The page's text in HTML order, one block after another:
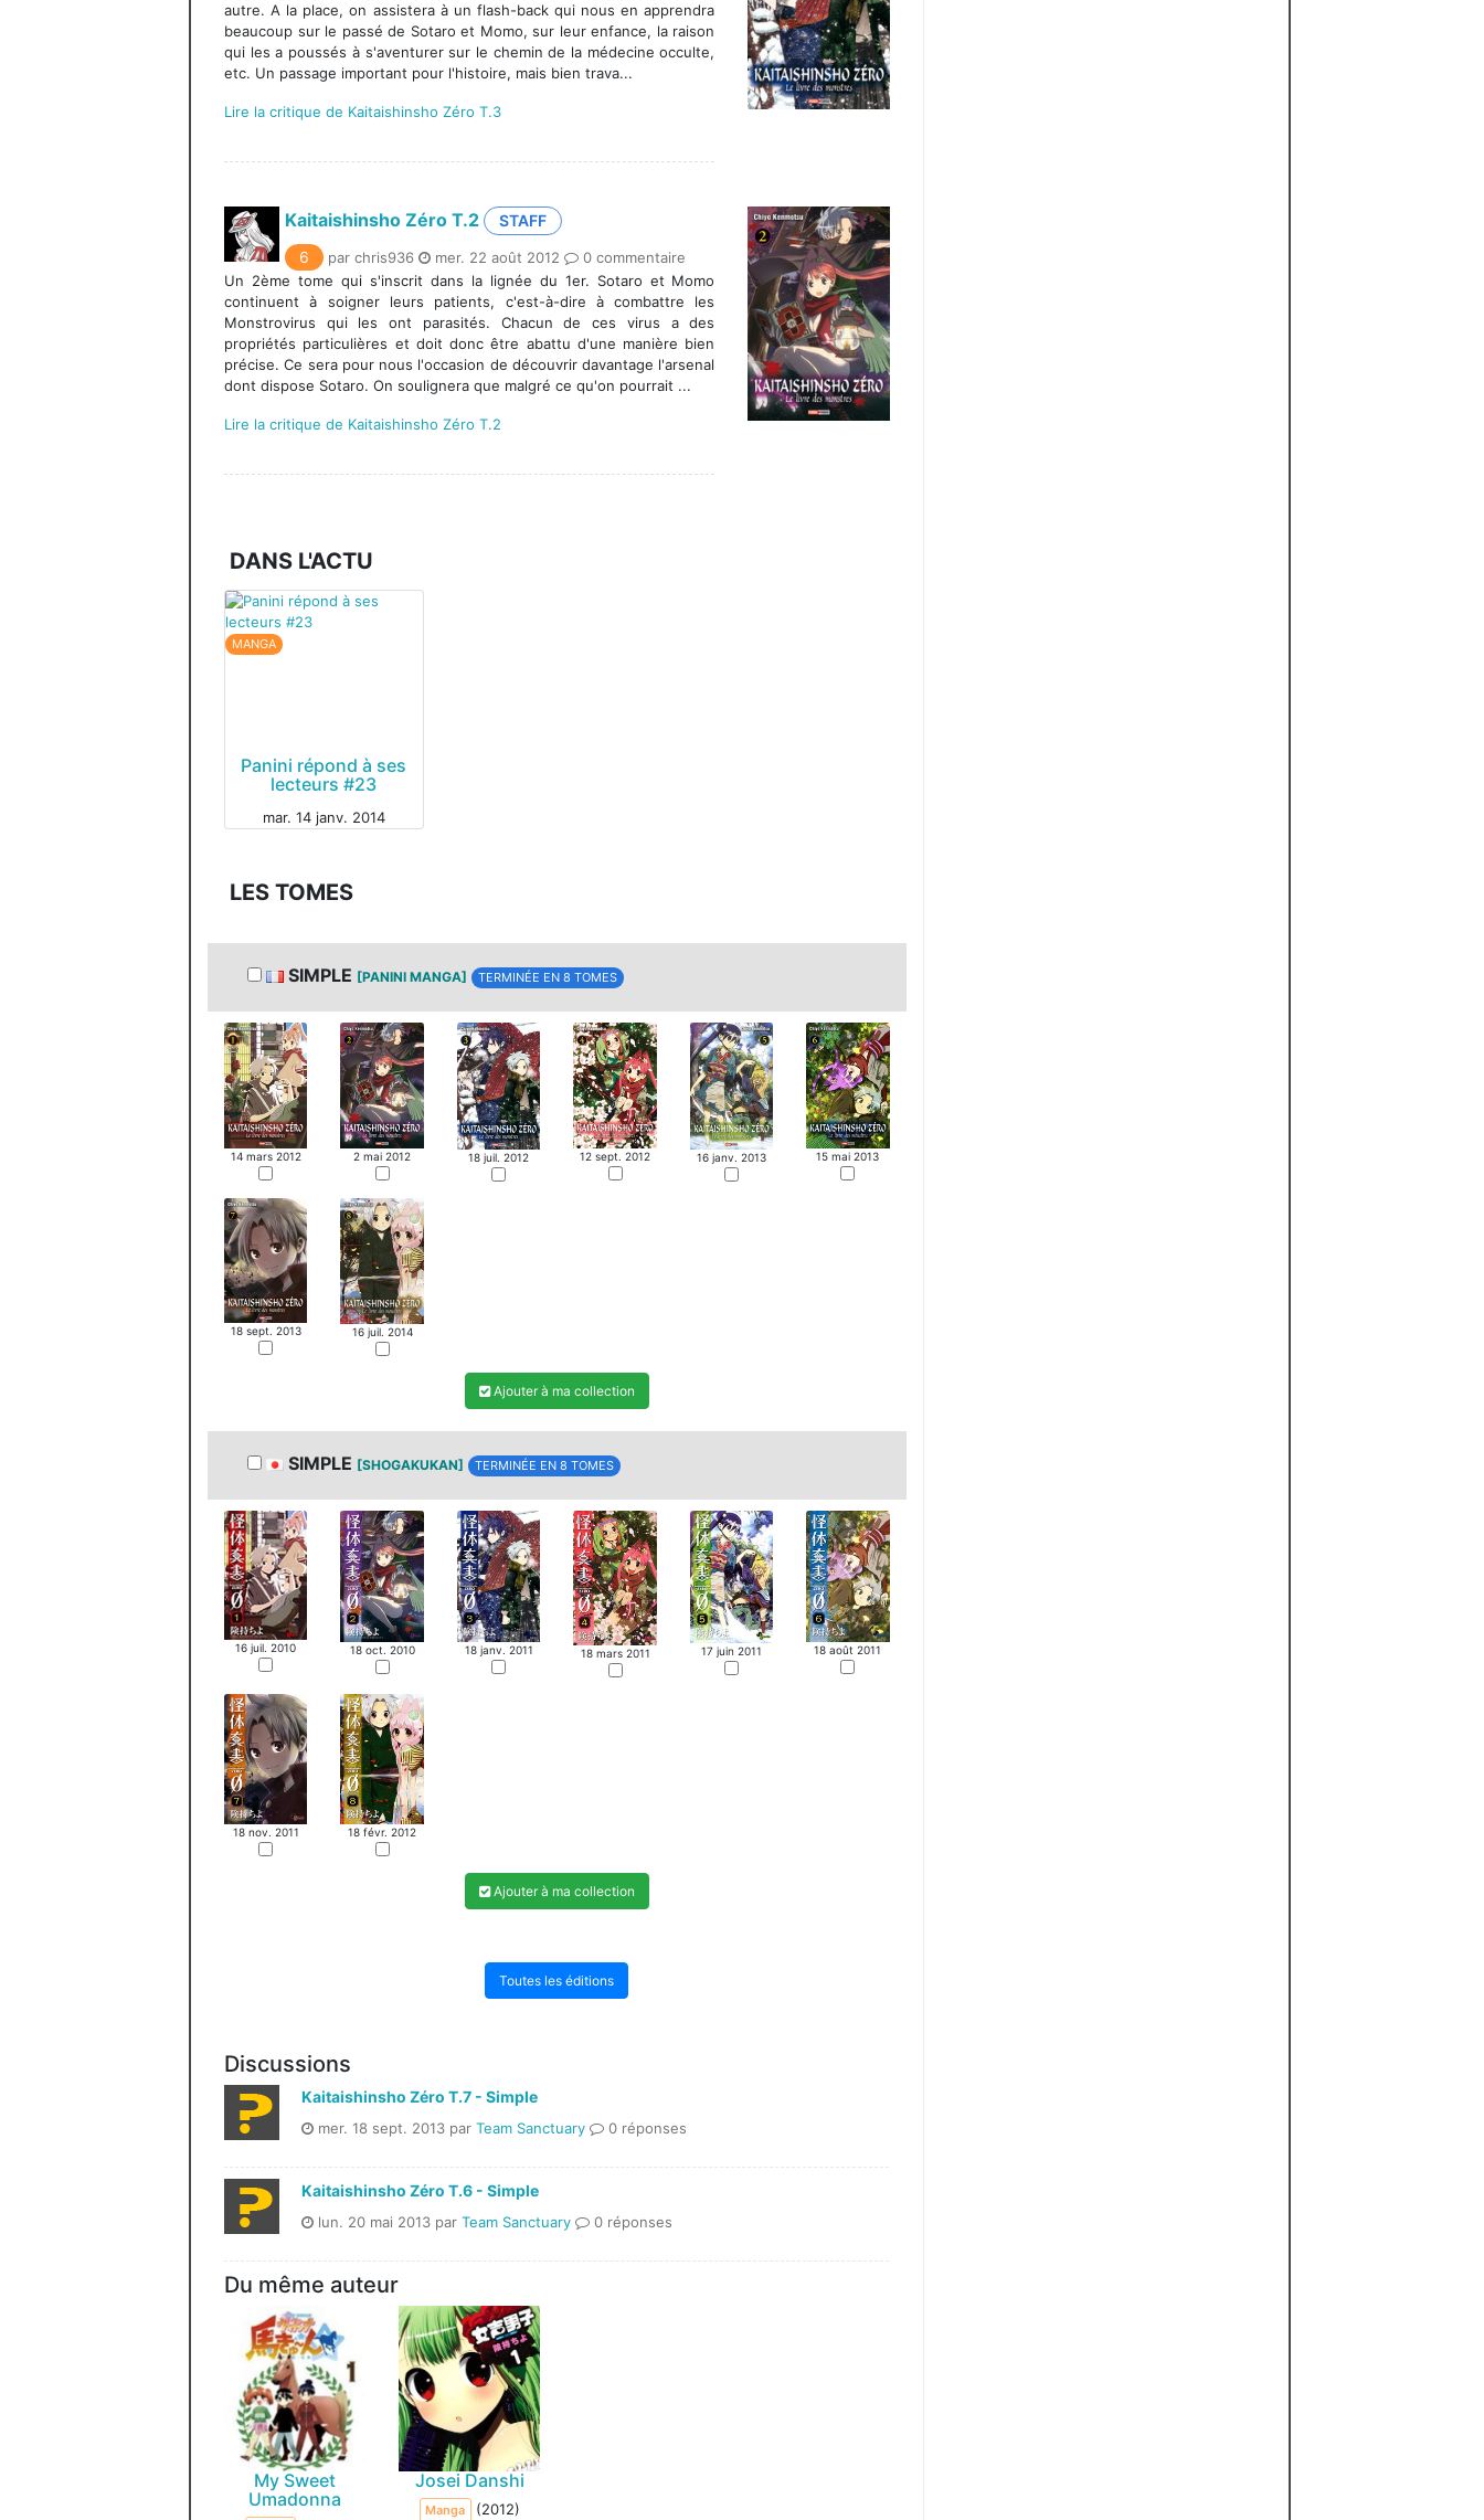
autre. A la place, on assistera à un flash-back qui nous en apprendra
beaucoup sur le passé de Sotaro et Momo, sur leur enfance, la raison
qui les a poussés à s'aventurer sur le chemin de la médecine occulte,
etc. Un passage important pour l'histoire, mais bien trava...
Lire la critique de Kaitaishinsho Zéro T.3
Kaitaishinsho Zéro T.2
STAFF
6
par chris936 mer. 22 août 2012
0 commentaire
Un 2ème tome qui s'inscrit dans la lignée du 1er. Sotaro et Momo
continuent à soigner leurs patients, c'est-à-dire à combattre les
Monstrovirus qui les ont parasités. Chacun de ces virus a des
propriétés particulières et doit donc être abattu d'une manière bien
précise. Ce sera pour nous l'occasion de découvrir davantage l'arsenal
dont dispose Sotaro. On soulignera que malgré ce qu'on pourrait ...
Lire la critique de Kaitaishinsho Zéro T.2
DANS L'ACTU
MANGA
Panini répond à ses
lecteurs #23
mar. 14 janv. 2014
LES TOMES
SIMPLE [PANINI MANGA] TERMINÉE EN 8 TOMES
14 mars 2012 2 mai 2012 18 juil. 2012 12 sept. 2012 16 janv. 2013 15 mai 2013
18 sept. 2013 16 juil. 2014
Ajouter à ma collection
SIMPLE [SHOGAKUKAN] TERMINÉE EN 8 TOMES
16 juil. 2010 18 oct. 2010 18 janv. 2011 18 mars 2011 17 juin 2011 18 août 2011
18 nov. 2011 18 févr. 2012
Ajouter à ma collection
Toutes les éditions
Discussions
Kaitaishinsho Zéro T.7 - Simple
mer. 18 sept. 2013 par Team Sanctuary 0 réponses
Kaitaishinsho Zéro T.6 - Simple
lun. 20 mai 2013 par Team Sanctuary 0 réponses
Du même auteur
My Sweet
Umadonna
Josei Danshi
Manga (2012)